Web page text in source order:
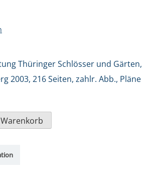
Thüringer Schlösser und Gärten,
2003, 216 Seiten, zahlr. Abb., Pläne